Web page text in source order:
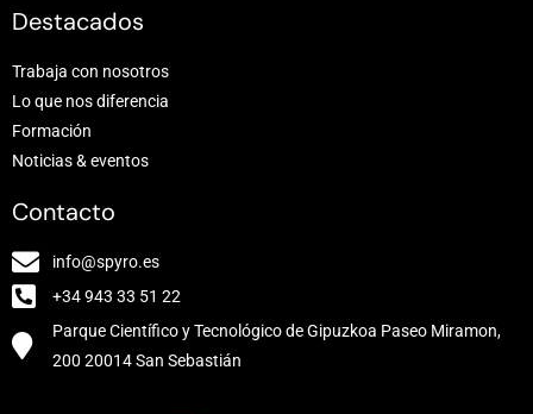
Destacados
Trabaja con nosotros
Lo que nos diferencia
Formación
Noticias & eventos
Contacto
info@spyro.es
+34 943 33 51 22
Parque Científico y Tecnológico de Gipuzkoa Paseo Miramon,
200 20014 San Sebastián